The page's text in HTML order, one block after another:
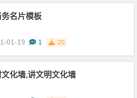
名片模板
01-19 1 20
化墙,讲文明文化墙